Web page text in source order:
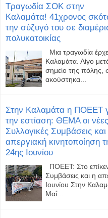
Τραγωδία ΣΟΚ στην
Καλαμάτα! 41χρονος
την σύζυγό του σε
πολυκατοικίας
Μια τραγωδία
Καλαμάτα. Λίγο
σημείο της
ακούστηκα...
Στην Καλαμάτα η ΠΟΕΕΤ
την εστίαση: ΘΕΜΑ οι νέες
Συλλογικές Συμβάσεις
απεργιακή κινητοποίηση
24ης Ιουνίου
ΠΟΕΕΤ: Στο
Συμβάσεις και η
Ιουνίου Στην
Μαΐ...